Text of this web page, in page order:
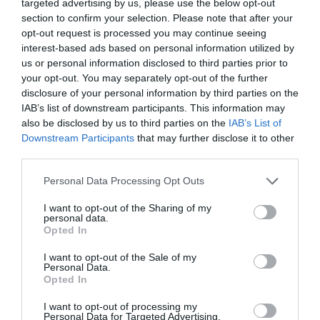
targeted advertising by us, please use the below opt-out
section to confirm your selection. Please note that after your
opt-out request is processed you may continue seeing
interest-based ads based on personal information utilized by
us or personal information disclosed to third parties prior to
your opt-out. You may separately opt-out of the further
disclosure of your personal information by third parties on the
IAB’s list of downstream participants. This information may
also be disclosed by us to third parties on the IAB’s List of
Downstream Participants that may further disclose it to other
Please note that this website/app uses one or more Google
not limited to your visit or usage behaviour. You may click to
grant or deny consent to Google and its third-party tags to
use your data for below specified purposes in below Google
consent section.
Personal Data Processing Opt Outs
I want to opt-out of the Sharing of my
personal data.
Opted In
I want to opt-out of the Sale of my
Personal Data.
Opted In
I want to opt-out of processing my
Personal Data for Targeted Advertising.
engem soha nem kérdeztek, kísérlet sem történt annak
érdekében, hogy az üggyel kapcsolatban
megszólalhassak. Megteszem hát itt"
"Késely Ajna megkeresett 2022. decemberében azzal a
kéréssel, hogy vállaljam el az edzői szerepet mellette. A
találkozóra egy munkatársammal mentünk, mivel előtte
egy megbeszélésen vettünk részt közösen. Végig
hallgattuk Ajnát, majd elmondtam neki, hogy jelenleg a
fő fókuszom az épülő cégcsoportomon van, de nagyon
felőle, nem keresett és én sem őt"
"Nem tudom, milyen információra hivatkozva
nyilatkozott Wladár Sándor úgy, hogy a „nevem is
elhangzott a lehetséges alternatívák között”, és főképp
lépnie, viszont azt egyenesen kikérem magamnak, hogy
ebből, és Sós Csaba szövetségi kapitány rosszindulatú
látni sem akarnak az uszodákban. Az ő véleményüket